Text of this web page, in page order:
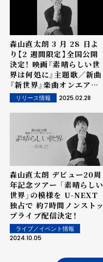
森山直太朗 3 月 28 日よ
り【2 週間限定】全国公開
決定！ 映画『素晴らしい世
界は何処に』主題歌／新曲
『新世界』楽曲オンエアス
タート
リリース情報 2025.02.28
森山直太朗 デビュー20周
年記念ツアー 「素晴らしい
世界」の模様を U-NEXT
独占で 約7時間ノンストッ
プライブ配信決定！
ライブ／イベント情報
2024.10.05